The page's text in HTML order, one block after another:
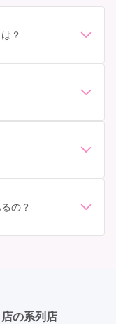
？
合ったサイズを
価格: 予算に合
草履など）を確
お店選び: 評判や
になると、それ
問い合わせてみ
合が多いです
後、家族や友人
の？
の系列店